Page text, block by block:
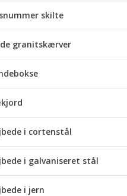
skilte
granitskærver
i cortenstål
i galvaniseret stål
i jern